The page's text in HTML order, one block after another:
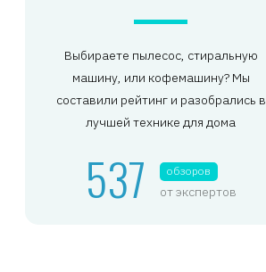
Выбираете пылесос, стиральную
машину, или кофемашину? Мы
составили рейтинг и разобрались в
лучшей технике для дома
537 обзоров
от экспертов